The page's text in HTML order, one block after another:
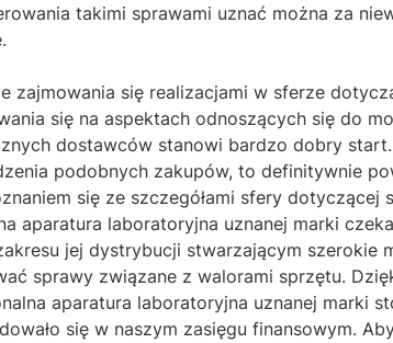
takimi sprawami uznać można za
zajmowania się realizacjami w sferze
się na aspektach odnoszących się do
dostawców stanowi bardzo dobry
podobnych zakupów, to definitywnie
się ze szczegółami sfery
aparatura laboratoryjna uznanej marki
jej dystrybucji stwarzającym szerokie
sprawy związane z walorami sprzętu.
aparatura laboratoryjna uznanej marki
się w naszym zasięgu finansowym.